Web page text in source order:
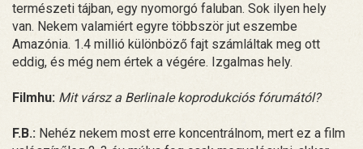
természeti tájban, egy nyomorgó faluban. Sok ilyen hely
van. Nekem valamiért egyre többször jut eszembe
Amazónia. 1.4 millió különböző fajt számláltak meg ott
eddig, és még nem értek a végére. Izgalmas hely.
Filmhu: Mit vársz a Berlinale koprodukciós fórumától?
F.B.: Nehéz nekem most erre koncentrálnom, mert ez a film